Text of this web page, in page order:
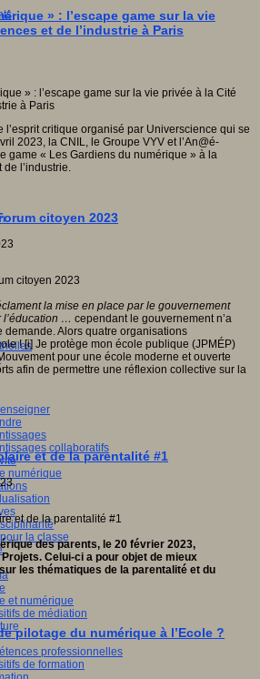
collaboratifs
numérique
la classe
et numérique
de médiation
professionnelles
de formation
» : l’escape game sur la vie
et de l’industrie à Paris
l’esprit critique organisé par Universcience qui se
2023, la CNIL, le Groupe VYV et l’An@é-
game « Les Gardiens du numérique » à la
l’industrie.
citoyen 2023
la mise en place par le gouvernement
l’éducation … cependant le gouvernement n’a
demande. Alors quatre organisations
! [i] Je protège mon école publique (JPMÉP)
pour une école moderne et ouverte
afin de permettre une réflexion collective sur la
et de la parentalité #1
des parents, le 20 février 2023,
Celui-ci a pour objet de mieux
les thématiques de la parentalité et du
pilotage du numérique à l’Ecole ?